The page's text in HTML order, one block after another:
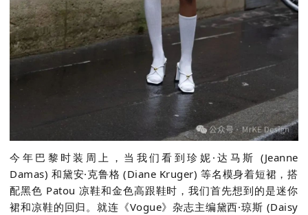
今年巴黎时装周上，当我们看到珍妮·达马斯 (Jeanne
Damas)和黛安·克鲁格 (Diane Kruger)等名模身着短裙，搭
配黑色 Patou 凉鞋和金色高跟鞋时，我们首先想到的是迷你
裙和凉鞋的回归。就连《Vogue》杂志主编黛西·琼斯 (Daisy